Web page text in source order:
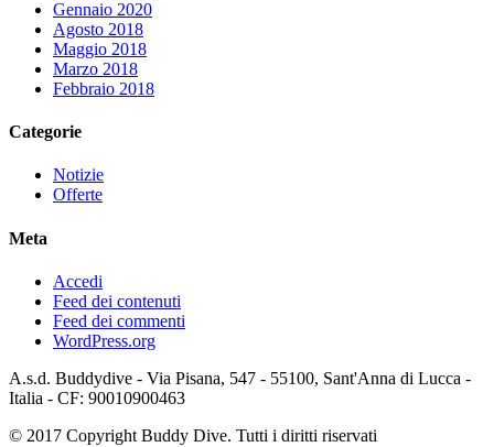
Gennaio 2020
Agosto 2018
Maggio 2018
Marzo 2018
Febbraio 2018
Categorie
Notizie
Offerte
Meta
Accedi
Feed dei contenuti
Feed dei commenti
WordPress.org
A.s.d. Buddydive - Via Pisana, 547 - 55100, Sant'Anna di Lucca -
Italia - CF: 90010900463
© 2017 Copyright Buddy Dive. Tutti i diritti riservati